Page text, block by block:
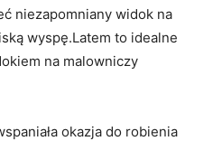
niezapomniany widok na
wyspę.Latem ⁢to idealne
na malowniczy
okazja do robienia